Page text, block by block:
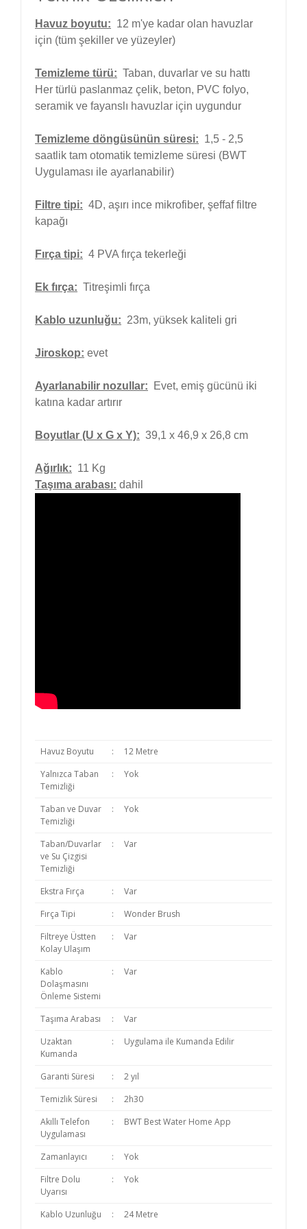
Havuz boyutu: 12 m'ye kadar olan havuzlar
için (tüm şekiller ve yüzeyler)
Temizleme türü: Taban, duvarlar ve su hattı
Her türlü paslanmaz çelik, beton, PVC folyo,
seramik ve fayanslı havuzlar için uygundur
Temizleme döngüsünün süresi: 1,5 - 2,5
saatlik tam otomatik temizleme süresi (BWT
Uygulaması ile ayarlanabilir)
Filtre tipi: 4D, aşırı ince mikrofiber, şeffaf filtre
kapağı
Fırça tipi: 4 PVA fırça tekerleği
Ek fırça: Titreşimli fırça
Kablo uzunluğu: 23m, yüksek kaliteli gri
Jiroskop: evet
Ayarlanabilir nozullar: Evet, emiş gücünü iki
katına kadar artırır
Boyutlar (U x G x Y): 39,1 x 46,9 x 26,8 cm
Ağırlık: 11 Kg
Taşıma arabası: dahil
Havuz Boyutu :
12 Metre
Yalnızca Taban
Temizliği
: Yok
Taban ve Duvar
Temizliği
: Yok
Taban/Duvarlar
ve Su Çizgisi
Temizliği
: Var
Ekstra Fırça :
Var
Fırça Tipi
:
Wonder Brush
Filtreye Üstten
Kolay Ulaşım
: Var
Kablo
Dolaşmasını
Önleme Sistemi
: Var
Taşıma Arabası :
Var
Uzaktan
Kumanda
: Uygulama ile Kumanda Edilir
Garanti Süresi :
2 yıl
Temizlik Süresi
:
2h30
Akıllı Telefon
Uygulaması
: BWT Best Water Home App
Zamanlayıcı :
Yok
Filtre Dolu
Uyarısı
: Yok
Kablo Uzunluğu : 24 Metre